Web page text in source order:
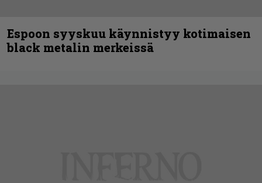
Espoon syyskuu käynnistyy kotimaisen
black metalin merkeissä